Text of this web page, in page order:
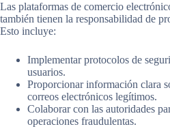
Las plataformas de comercio
también tienen la responsabilidad de
Esto incluye:
Implementar protocolos de
usuarios.
Proporcionar información clara
correos electrónicos legítimos.
Colaborar con las autoridades
operaciones fraudulentas.